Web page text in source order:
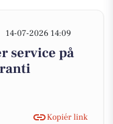
14-07-2026 14:09
service på
Kopiér link